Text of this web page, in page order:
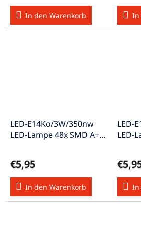
In den Warenkorb In
LED-E14Ko/3W/350nw
LED-Lampe 48x SMD A++
€5,95
In den Warenkorb
LED-
LED-
In